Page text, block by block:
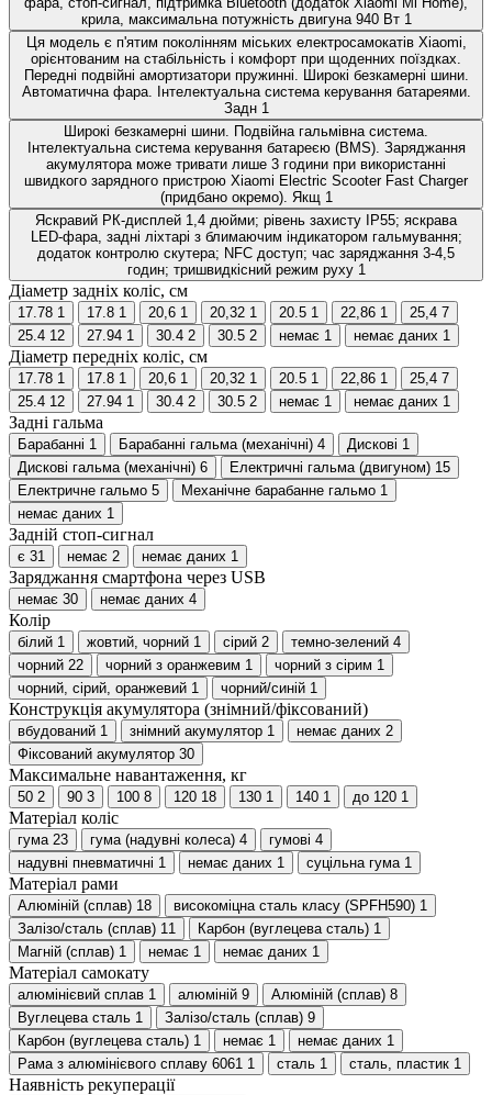
крила, максимальна потужність двигуна 940 Вт 1
Ця модель є п'ятим поколінням міських електросамокатів Xiaomi,
орієнтованим на стабільність і комфорт при щоденних поїздках.
Передні подвійні амортизатори пружинні. Широкі безкамерні шини.
Автоматична фара. Інтелектуальна система керування батареями.
Задн 1
Широкі безкамерні шини. Подвійна гальмівна система.
Інтелектуальна система керування батареєю (BMS). Заряджання
акумулятора може тривати лише 3 години при використанні
швидкого зарядного пристрою Xiaomi Electric Scooter Fast Charger
(придбано окремо). Якщ 1
Яскравий РК-дисплей 1,4 дюйми; рівень захисту IP55; яскрава
LED-фара, задні ліхтарі з блимаючим індикатором гальмування;
додаток контролю скутера; NFC доступ; час заряджання 3-4,5
годин; тришвидкісний режим руху 1
Діаметр задніх коліс, см
17.78 1 17.8 1 20,6 1 20,32 1 20.5 1 22,86 1 25,4 7
25.4 12 27.94 1 30.4 2 30.5 2 немає 1 немає даних 1
Діаметр передніх коліс, см
17.78 1 17.8 1 20,6 1 20,32 1 20.5 1 22,86 1 25,4 7
25.4 12 27.94 1 30.4 2 30.5 2 немає 1 немає даних 1
Задні гальма
Барабанні 1 Барабанні гальма (механічні) 4 Дискові 1
Дискові гальма (механічні) 6 Електричні гальма (двигуном) 15
Електричне гальмо 5 Механічне барабанне гальмо 1
немає даних 1
Задній стоп-сигнал
є 31 немає 2 немає даних 1
Заряджання смартфона через USB
немає 30 немає даних 4
Колір
білий 1 жовтий, чорний 1 сірий 2 темно-зелений 4
чорний 22 чорний з оранжевим 1 чорний з сірим 1
чорний, сірий, оранжевий 1 чорний/синій 1
Конструкція акумулятора (знімний/фіксований)
вбудований 1 знімний акумулятор 1 немає даних 2
Фіксований акумулятор 30
Максимальне навантаження, кг
50 2 90 3 100 8 120 18 130 1 140 1 до 120 1
Матеріал коліс
гума 23 гума (надувні колеса) 4 гумові 4
надувні пневматичні 1 немає даних 1 суцільна гума 1
Матеріал рами
Алюміній (сплав) 18 високоміцна сталь класу (SPFH590) 1
Залізо/сталь (сплав) 11 Карбон (вуглецева сталь) 1
Магній (сплав) 1 немає 1 немає даних 1
Матеріал самокату
алюмінієвий сплав 1 алюміній 9 Алюміній (сплав) 8
Вуглецева сталь 1 Залізо/сталь (сплав) 9
Карбон (вуглецева сталь) 1 немає 1 немає даних 1
Рама з алюмінієвого сплаву 6061 1 сталь 1 сталь, пластик 1
Наявність рекуперації